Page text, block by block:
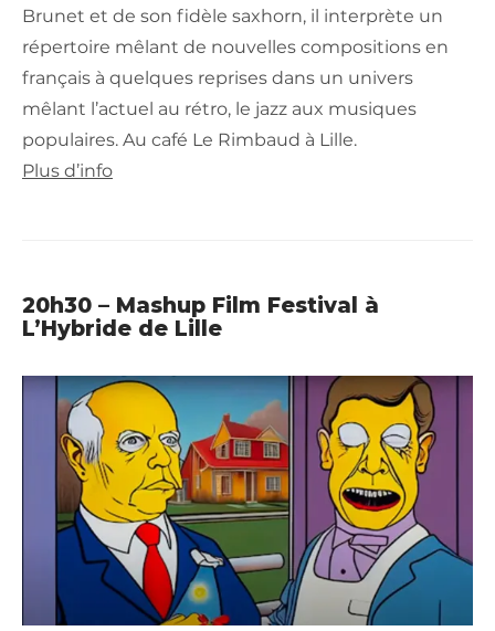
Brunet et de son fidèle saxhorn, il interprète un
répertoire mêlant de nouvelles compositions en
français à quelques reprises dans un univers
mêlant l’actuel au rétro, le jazz aux musiques
populaires. Au café Le Rimbaud à Lille.
Plus d’info
20h30 – Mashup Film Festival à
L’Hybride de Lille